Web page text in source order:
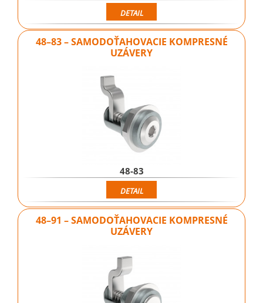
DETAIL
48–83 – SAMODOŤAHOVACIE KOMPRESNÉ
UZÁVERY
48-83
DETAIL
48–91 – SAMODOŤAHOVACIE KOMPRESNÉ
UZÁVERY